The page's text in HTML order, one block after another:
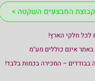
המבצעים השקטה >
לכל חלקי הארץ!
באתר אינם כוללים מע"מ
בבודדים – המכירה בכמות בלבד!